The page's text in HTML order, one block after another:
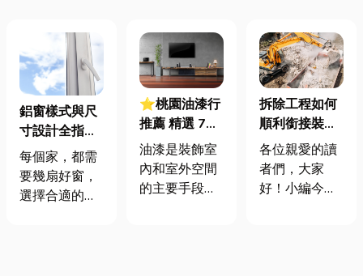
鋁窗樣式與尺
寸設計全指南
｜選對窗型×
精準規劃×安
全美觀
每個家，都需
要幾扇好窗，
選擇合適的鋁
⭐桃園油漆行
推薦 精選 7大
網路人氣桃園
油漆行！油漆
工程價格怎麼
油漆是裝飾室
內和室外空間
的主要手段之
拆除工程如何
順利銜接裝
潢？老屋翻新
經驗談！
各位親愛的讀
者們，大家
好！小編今天